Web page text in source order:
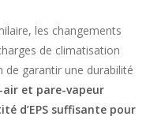
les changements
de climatisation
de garantir une durabilité
air et pare-vapeur
d’EPS suffisante pour